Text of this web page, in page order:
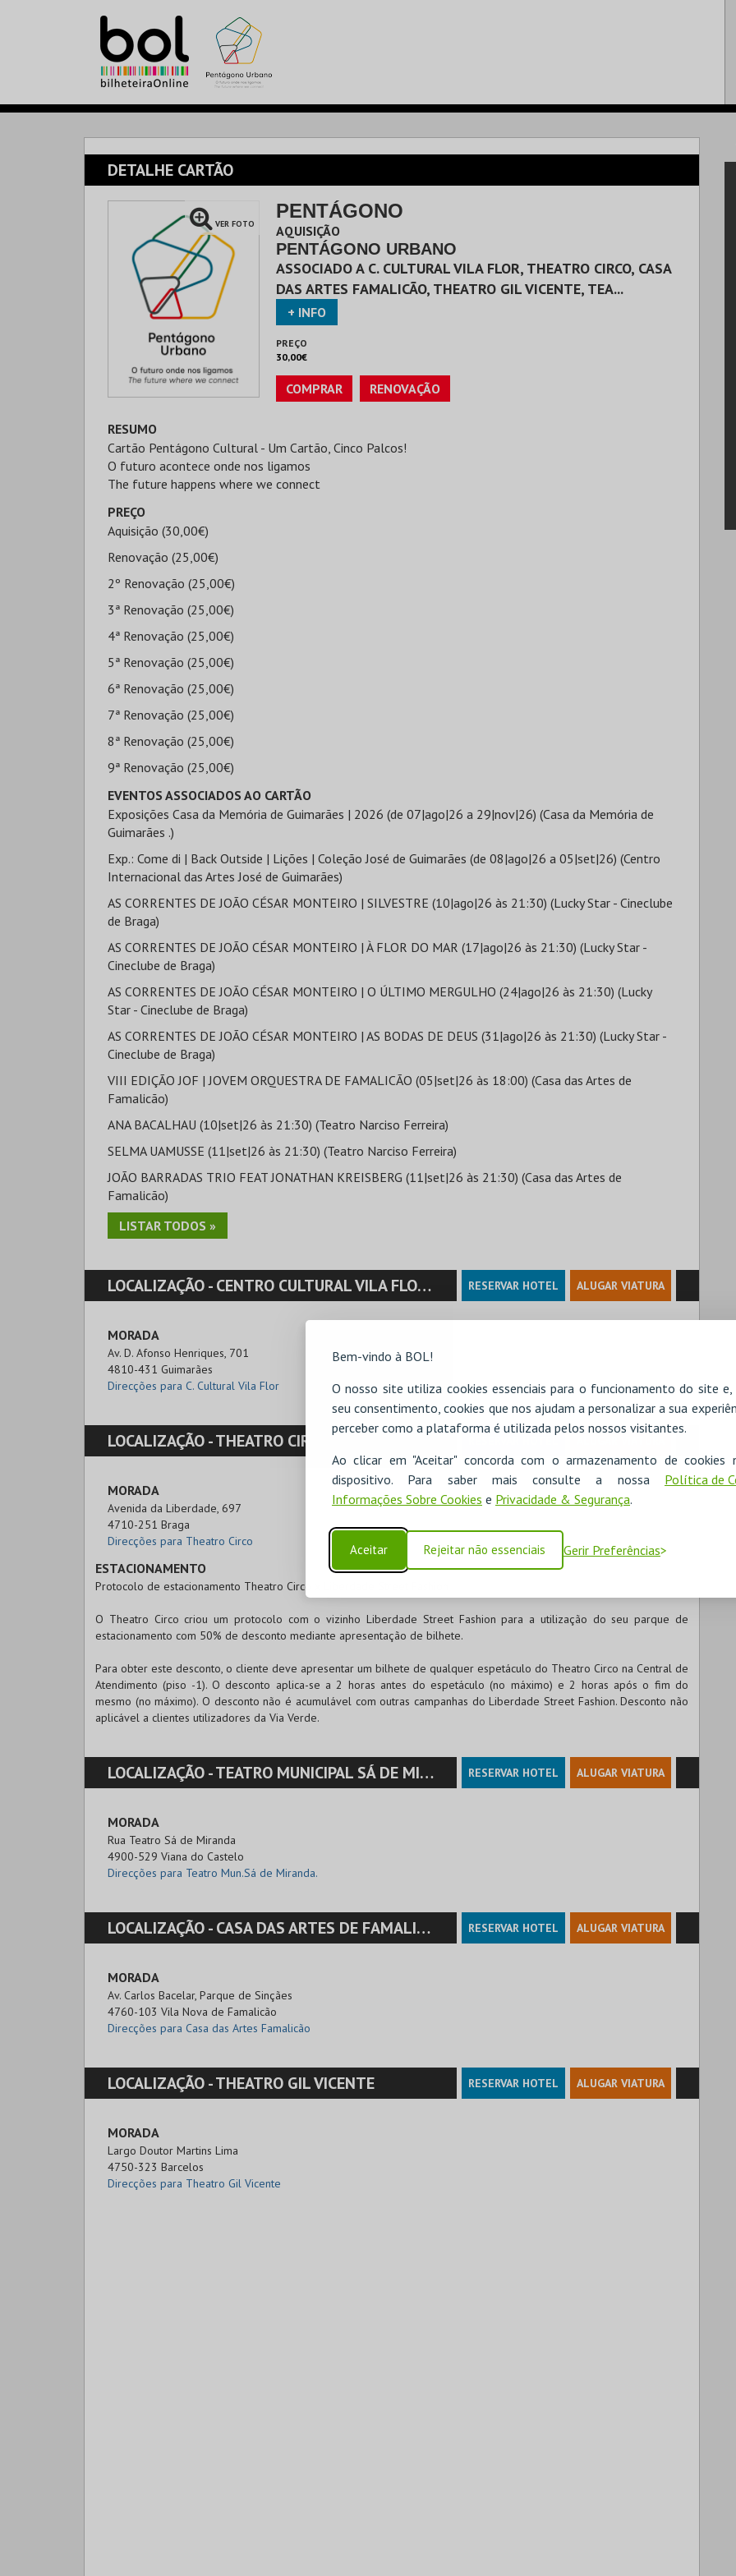
Bem-vindo à BOL!
O nosso site utiliza cookies essenciais para o funcionamento do site
seu consentimento, cookies que nos ajudam a personalizar a sua
perceber como a plataforma é utilizada pelos nossos visitantes.
Ao clicar em "Aceitar" concorda com o armazenamento de cookies
dispositivo. Para saber mais consulte a nossa Política de
Informações Sobre Cookies e Privacidade & Segurança.
Aceitar Rejeitar não essenciais Gerir Preferências
DETALHE CARTÃO
VER FOTO
PENTÁGONO
AQUISIÇÃO
PENTÁGONO URBANO
ASSOCIADO A C. CULTURAL VILA FLOR, THEATRO CIRCO, CASA
DAS ARTES FAMALICÃO, THEATRO GIL VICENTE, TEA...
+ INFO
PREÇO
30,00€
COMPRAR RENOVAÇÃO
RESUMO
Cartão Pentágono Cultural - Um Cartão, Cinco Palcos!
O futuro acontece onde nos ligamos
The future happens where we connect
PREÇO
Aquisição (30,00€)
Renovação (25,00€)
2º Renovação (25,00€)
3ª Renovação (25,00€)
4ª Renovação (25,00€)
5ª Renovação (25,00€)
6ª Renovação (25,00€)
7ª Renovação (25,00€)
8ª Renovação (25,00€)
9ª Renovação (25,00€)
EVENTOS ASSOCIADOS AO CARTÃO
Exposições Casa da Memória de Guimarães | 2026 (de 07|ago|26 a 29|nov|26) (Casa da Memória de
Guimarães .)
Exp.: Come di | Back Outside | Lições | Coleção José de Guimarães (de 08|ago|26 a 05|set|26) (Centro
Internacional das Artes José de Guimarães)
AS CORRENTES DE JOÃO CÉSAR MONTEIRO | SILVESTRE (10|ago|26 às 21:30) (Lucky Star - Cineclube
de Braga)
AS CORRENTES DE JOÃO CÉSAR MONTEIRO | À FLOR DO MAR (17|ago|26 às 21:30) (Lucky Star -
Cineclube de Braga)
AS CORRENTES DE JOÃO CÉSAR MONTEIRO | O ÚLTIMO MERGULHO (24|ago|26 às 21:30) (Lucky
Star - Cineclube de Braga)
AS CORRENTES DE JOÃO CÉSAR MONTEIRO | AS BODAS DE DEUS (31|ago|26 às 21:30) (Lucky Star -
Cineclube de Braga)
VIII EDIÇÃO JOF | JOVEM ORQUESTRA DE FAMALICÃO (05|set|26 às 18:00) (Casa das Artes de
Famalicão)
ANA BACALHAU (10|set|26 às 21:30) (Teatro Narciso Ferreira)
SELMA UAMUSSE (11|set|26 às 21:30) (Teatro Narciso Ferreira)
JOÃO BARRADAS TRIO FEAT JONATHAN KREISBERG (11|set|26 às 21:30) (Casa das Artes de
Famalicão)
LISTAR TODOS »
LOCALIZAÇÃO -CENTRO CULTURAL VILA FLOR - GUIMARÃES RESERVAR HOTEL ALUGAR VIATURA
MORADA
Av. D. Afonso Henriques, 701
4810-431 Guimarães
Direcções para C. Cultural Vila Flor
LOCALIZAÇÃO -THEATRO CIRCO
MORADA
Avenida da Liberdade, 697
4710-251 Braga
Direcções para Theatro Circo
ESTACIONAMENTO
Protocolo de estacionamento Theatro Circo x Liberdade Street Fashion
O Theatro Circo criou um protocolo com o vizinho Liberdade Street Fashion para a utilização do seu parque de
estacionamento com 50% de desconto mediante apresentação de bilhete.
Para obter este desconto, o cliente deve apresentar um bilhete de qualquer espetáculo do Theatro Circo na Central de
Atendimento (piso -1). O desconto aplica-se a 2 horas antes do espetáculo (no máximo) e 2 horas após o fim do
mesmo (no máximo). O desconto não é acumulável com outras campanhas do Liberdade Street Fashion. Desconto não
aplicável a clientes utilizadores da Via Verde.
LOCALIZAÇÃO -TEATRO MUNICIPAL SÁ DE MIRANDA. RESERVAR HOTEL ALUGAR VIATURA
MORADA
Rua Teatro Sá de Miranda
4900-529 Viana do Castelo
Direcções para Teatro Mun.Sá de Miranda.
LOCALIZAÇÃO -CASA DAS ARTES DE FAMALICÃO RESERVAR HOTEL ALUGAR VIATURA
MORADA
Av. Carlos Bacelar, Parque de Sinçães
4760-103 Vila Nova de Famalicão
Direcções para Casa das Artes Famalicão
LOCALIZAÇÃO -THEATRO GIL VICENTE RESERVAR HOTEL ALUGAR VIATURA
MORADA
Largo Doutor Martins Lima
4750-323 Barcelos
Direcções para Theatro Gil Vicente